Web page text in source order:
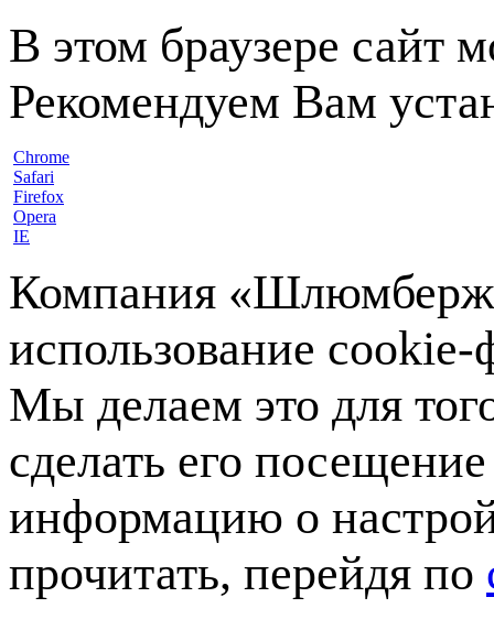
В этом браузере сайт
Рекомендуем Вам
Chrome
Safari
Firefox
Opera
IE
Компания
использование
Мы делаем это для
сделать его
информацию о
прочитать, перейдя по